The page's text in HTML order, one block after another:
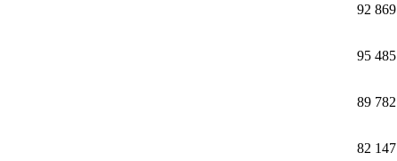
92 869
95 485
89 782
82 147